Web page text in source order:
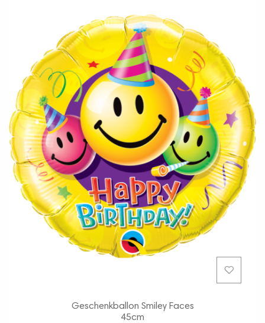
Geschenkballon Smiley Faces
45cm